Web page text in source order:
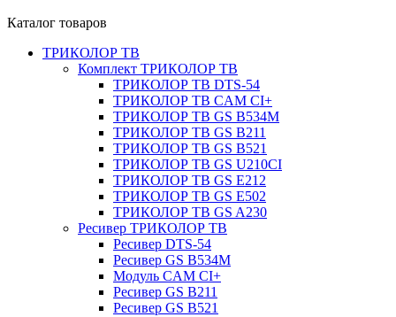
Каталог товаров
ТРИКОЛОР ТВ
Комплект ТРИКОЛОР ТВ
ТРИКОЛОР ТВ DTS-54
ТРИКОЛОР ТВ CAM CI+
ТРИКОЛОР ТВ GS B534M
ТРИКОЛОР ТВ GS B211
ТРИКОЛОР ТВ GS B521
ТРИКОЛОР ТВ GS U210CI
ТРИКОЛОР ТВ GS E212
ТРИКОЛОР ТВ GS E502
ТРИКОЛОР ТВ GS A230
Ресивер ТРИКОЛОР ТВ
Ресивер DTS-54
Ресивер GS B534M
Модуль CAM CI+
Ресивер GS B211
Ресивер GS B521